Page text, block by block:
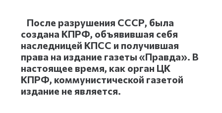
После разрушения СССР, была
создана КПРФ, объявившая себя
наследницей КПСС и получившая
права на издание газеты «Правда». В
настоящее время, как орган ЦК
КПРФ, коммунистической газетой
издание не является.